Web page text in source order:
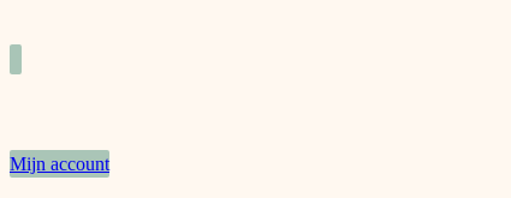
Mijn account